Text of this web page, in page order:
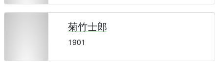
菊竹士郎
1901